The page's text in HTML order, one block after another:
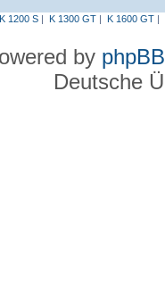
K 1200 S| K 1300 GT| K 1600 GT|
by phpBB
Deutsche